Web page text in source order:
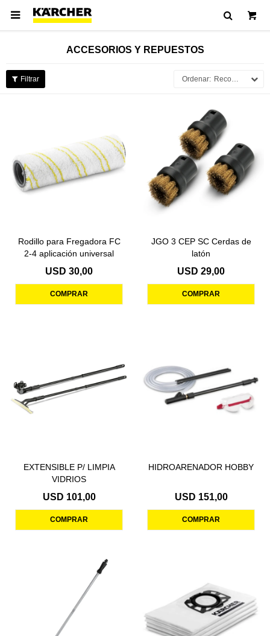

ACCESORIOS Y REPUESTOS
Recomendados
Rodillo para Fregadora FC
2-4 aplicación universal
USD 30,00
JGO 3 CEP SC Cerdas de
latón
USD 29,00
EXTENSIBLE P/ LIMPIA
VIDRIOS
USD 101,00
HIDROARENADOR HOBBY
USD 151,00